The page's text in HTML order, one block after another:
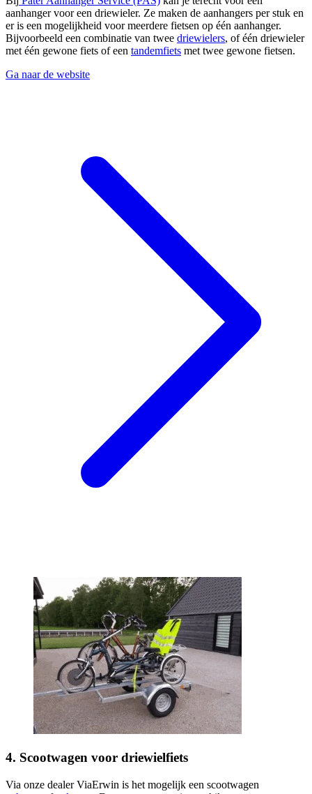
aanhanger voor een driewieler. Ze maken de aanhangers per stuk en
er is een mogelijkheid voor meerdere fietsen op één aanhanger.
Bijvoorbeeld een combinatie van twee driewielers, of één driewieler
met één gewone fiets of een tandemfiets met twee gewone fietsen.
Ga naar de website
4. Scootwagen voor driewielfiets
Via onze dealer ViaErwin is het mogelijk een scootwagen